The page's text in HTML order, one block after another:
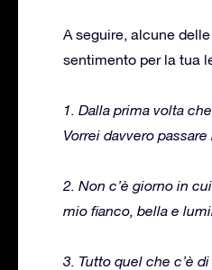
A seguire, alcune delle
sentimento per la tua
1. Dalla prima volta
Vorrei davvero
2. Non c’è giorno in
mio fianco, bella e
3. Tutto quel che c’è